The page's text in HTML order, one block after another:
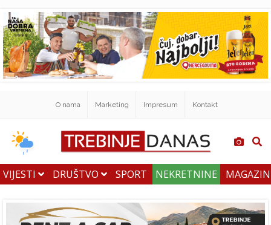
O nama Marketing Impresum Kontakt
VIJESTI DRUŠTVO SPORT NEKRETNINE